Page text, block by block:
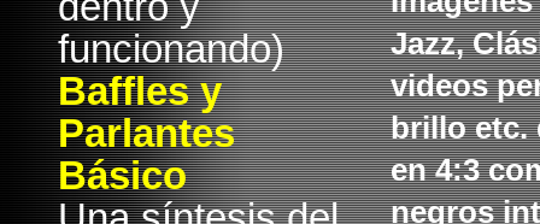
funcionando)
Baffles y
Parlantes
Básico
Jazz,
videos
brillo etc.
en 4:3
negros